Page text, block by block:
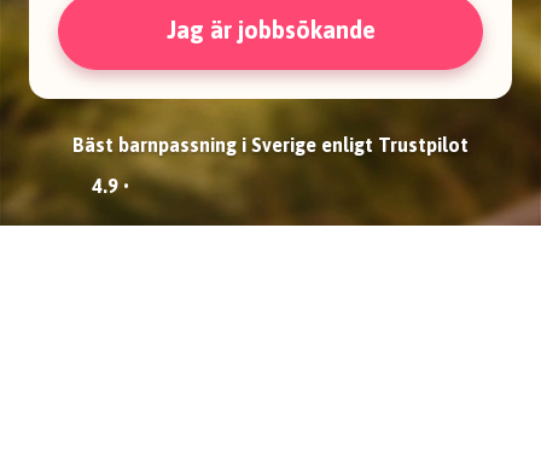
Jag är jobbsökande
Bäst barnpassning i Sverige enligt Trustpilot
4.9 •